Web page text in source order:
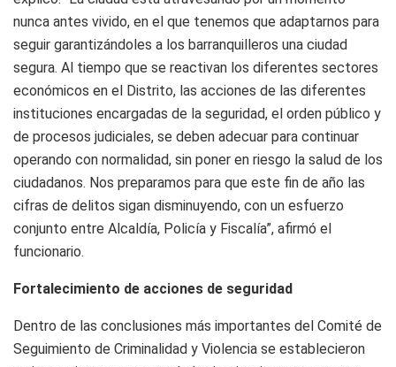
nunca antes vivido, en el que tenemos que adaptarnos para
seguir garantizándoles a los barranquilleros una ciudad
segura. Al tiempo que se reactivan los diferentes sectores
económicos en el Distrito, las acciones de las diferentes
instituciones encargadas de la seguridad, el orden público y
de procesos judiciales, se deben adecuar para continuar
operando con normalidad, sin poner en riesgo la salud de los
ciudadanos. Nos preparamos para que este fin de año las
cifras de delitos sigan disminuyendo, con un esfuerzo
conjunto entre Alcaldía, Policía y Fiscalía”, afirmó el
funcionario.
Fortalecimiento de acciones de seguridad
Dentro de las conclusiones más importantes del Comité de
Seguimiento de Criminalidad y Violencia se establecieron